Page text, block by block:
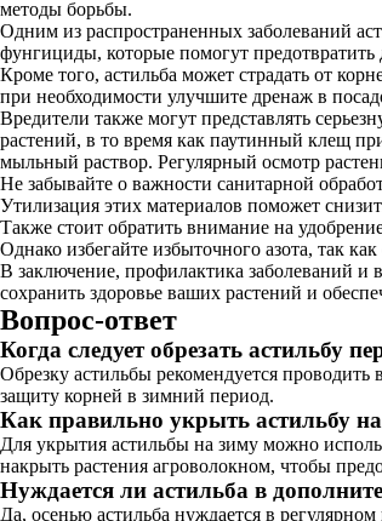
методы борьбы.
Одним из распространенных заболеваний
фунгициды, которые помогут
Кроме того, астильба может страдать от
при необходимости улучшите дренаж в
Вредители также могут представлять
растений, в то время как паутинный клещ
мыльный раствор. Регулярный осмотр
Не забывайте о важности санитарной
Утилизация этих материалов поможет
Также стоит обратить внимание на
Однако избегайте избыточного азота, так
В заключение, профилактика заболеваний и
сохранить здоровье ваших растений и
Вопрос-ответ
Когда следует обрезать астильбу
Обрезку астильбы рекомендуется
защиту корней в зимний период.
Как правильно укрыть астильбу
Для укрытия астильбы на зиму можно
накрыть растения агроволокном, чтобы
Нуждается ли астильба в
Да, осенью астильба нуждается в